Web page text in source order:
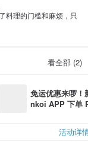
料理的门槛和麻烦，只
该买什么，买了又用不
厨的人，在聚会中（不
煮的人，只是对新手来
料理新手试验过的食谱
看全部 (2)
免运优惠来啰
nkoi APP 下单
活动详